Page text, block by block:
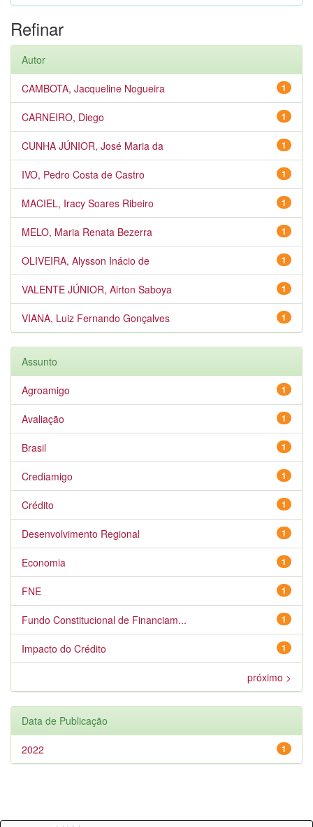
Refinar
Autor
1
CAMBOTA, Jacqueline Nogueira
1
CARNEIRO, Diego
1
CUNHA JÚNIOR, José Maria da
1
IVO, Pedro Costa de Castro
1
MACIEL, Iracy Soares Ribeiro
1
MELO, Maria Renata Bezerra
1
OLIVEIRA, Alysson Inácio de
1
VALENTE JÚNIOR, Airton Saboya
1
VIANA, Luiz Fernando Gonçalves
Assunto
1
Agroamigo
1
Avaliação
1
Brasil
1
Crediamigo
1
Crédito
1
Desenvolvimento Regional
1
Economia
1
FNE
1
Fundo Constitucional de Financiam...
1
Impacto do Crédito
próximo >
Data de Publicação
1
2022